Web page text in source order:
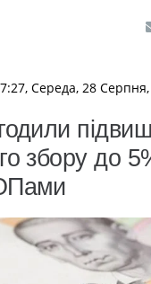
Середа, 28
збору до